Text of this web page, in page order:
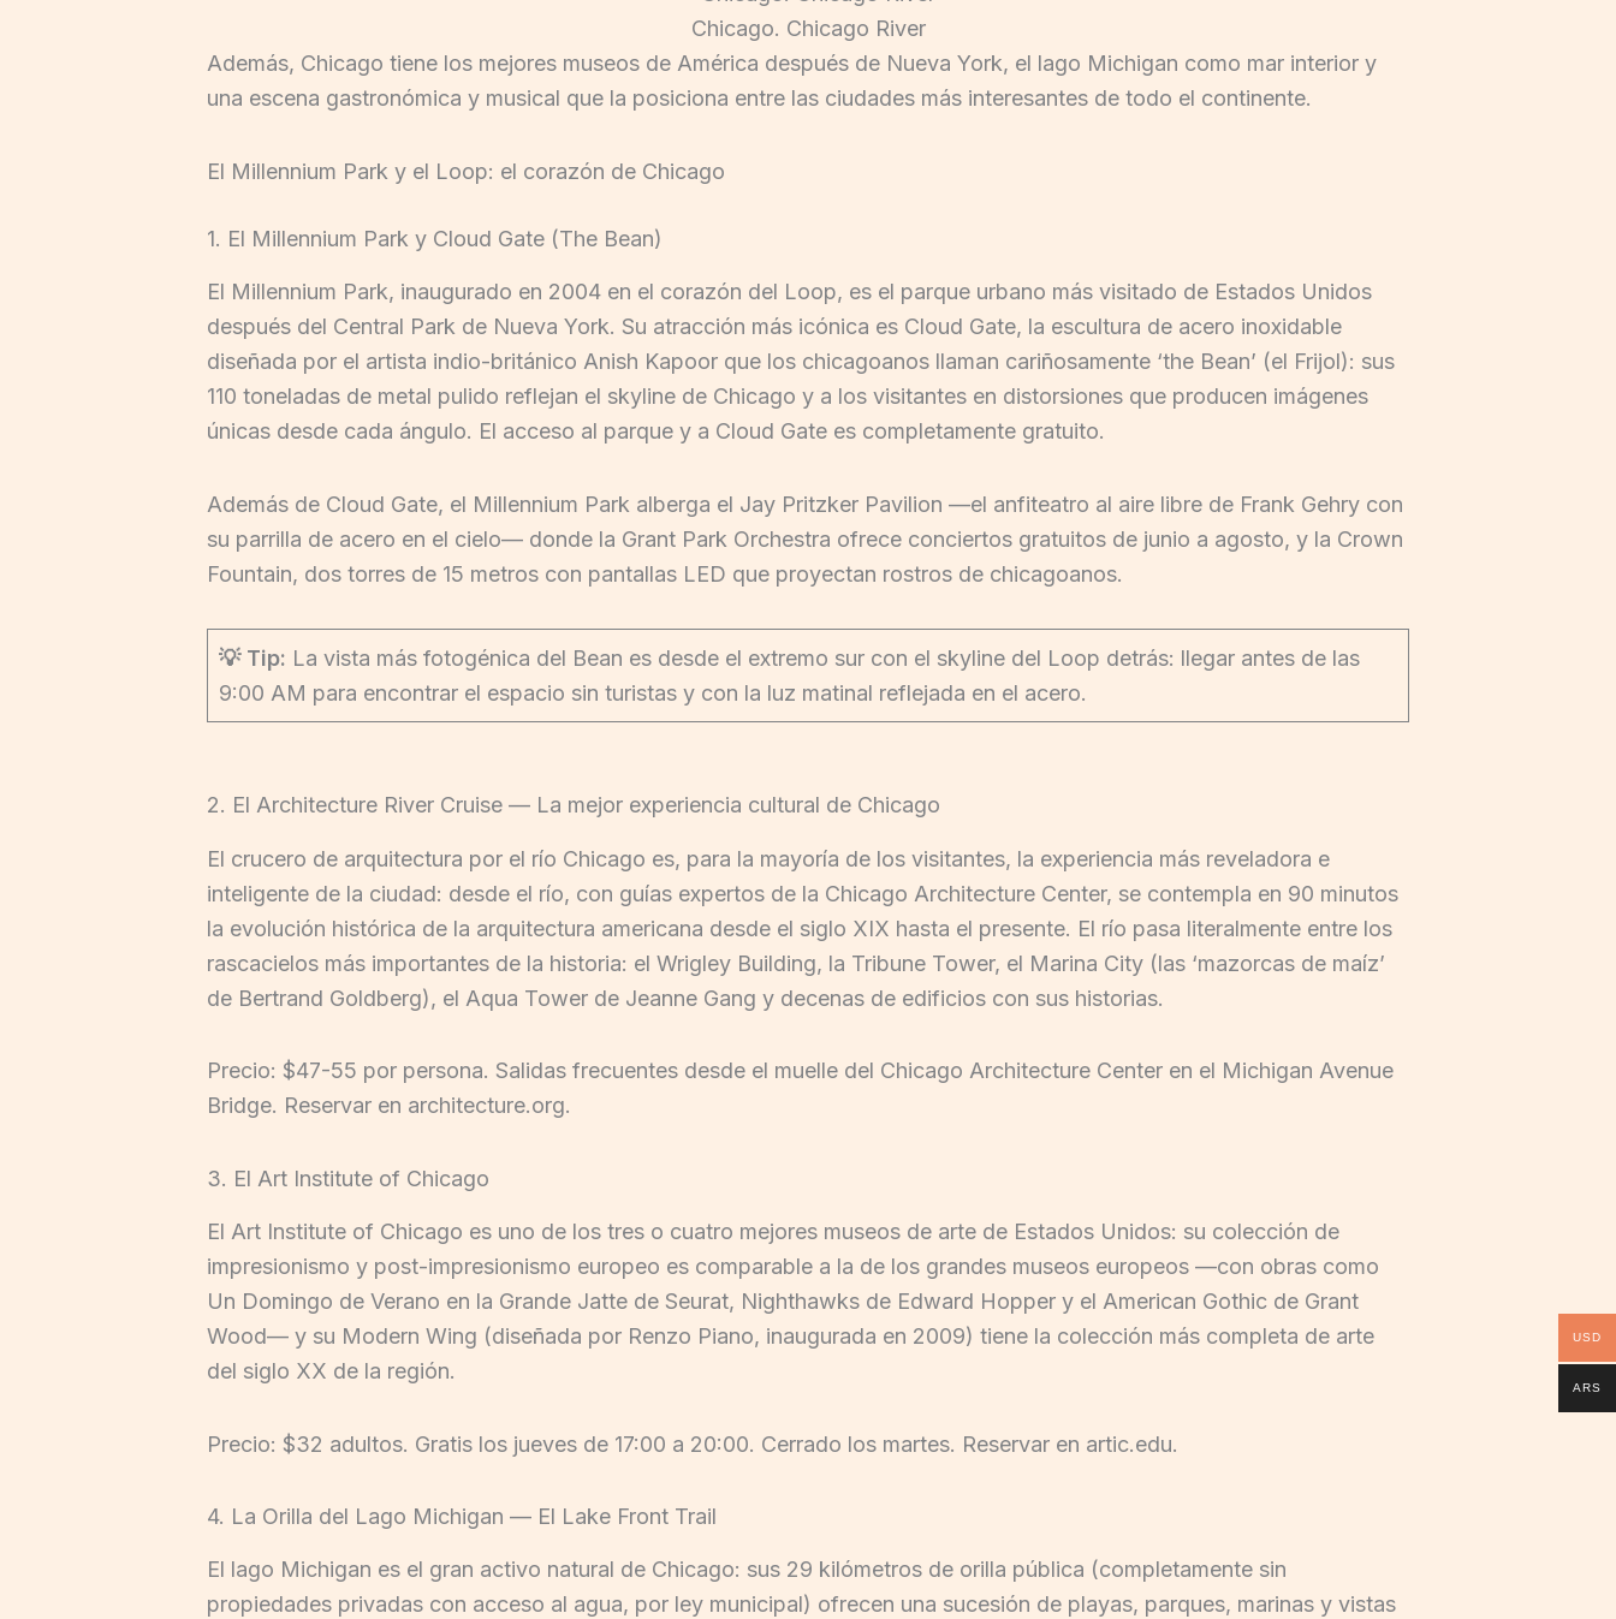
Chicago. Chicago River
Además, Chicago tiene los mejores museos de América después de Nueva York, el lago Michigan como mar interior y
una escena gastronómica y musical que la posiciona entre las ciudades más interesantes de todo el continente.
El Millennium Park y el Loop: el corazón de Chicago
1. El Millennium Park y Cloud Gate (The Bean)
El Millennium Park, inaugurado en 2004 en el corazón del Loop, es el parque urbano más visitado de Estados Unidos
después del Central Park de Nueva York. Su atracción más icónica es Cloud Gate, la escultura de acero inoxidable
diseñada por el artista indio-británico Anish Kapoor que los chicagoanos llaman cariñosamente ‘the Bean’ (el Frijol): sus
110 toneladas de metal pulido reflejan el skyline de Chicago y a los visitantes en distorsiones que producen imágenes
únicas desde cada ángulo. El acceso al parque y a Cloud Gate es completamente gratuito.
Además de Cloud Gate, el Millennium Park alberga el Jay Pritzker Pavilion —el anfiteatro al aire libre de Frank Gehry con
su parrilla de acero en el cielo— donde la Grant Park Orchestra ofrece conciertos gratuitos de junio a agosto, y la Crown
Fountain, dos torres de 15 metros con pantallas LED que proyectan rostros de chicagoanos.
💡 Tip: La vista más fotogénica del Bean es desde el extremo sur con el skyline del Loop detrás: llegar antes de las
9:00 AM para encontrar el espacio sin turistas y con la luz matinal reflejada en el acero.
2. El Architecture River Cruise — La mejor experiencia cultural de Chicago
El crucero de arquitectura por el río Chicago es, para la mayoría de los visitantes, la experiencia más reveladora e
inteligente de la ciudad: desde el río, con guías expertos de la Chicago Architecture Center, se contempla en 90 minutos
la evolución histórica de la arquitectura americana desde el siglo XIX hasta el presente. El río pasa literalmente entre los
rascacielos más importantes de la historia: el Wrigley Building, la Tribune Tower, el Marina City (las ‘mazorcas de maíz’
de Bertrand Goldberg), el Aqua Tower de Jeanne Gang y decenas de edificios con sus historias.
Precio: $47-55 por persona. Salidas frecuentes desde el muelle del Chicago Architecture Center en el Michigan Avenue
Bridge. Reservar en architecture.org.
3. El Art Institute of Chicago
El Art Institute of Chicago es uno de los tres o cuatro mejores museos de arte de Estados Unidos: su colección de
impresionismo y post-impresionismo europeo es comparable a la de los grandes museos europeos —con obras como
Un Domingo de Verano en la Grande Jatte de Seurat, Nighthawks de Edward Hopper y el American Gothic de Grant
Wood— y su Modern Wing (diseñada por Renzo Piano, inaugurada en 2009) tiene la colección más completa de arte
del siglo XX de la región.
Precio: $32 adultos. Gratis los jueves de 17:00 a 20:00. Cerrado los martes. Reservar en artic.edu.
4. La Orilla del Lago Michigan — El Lake Front Trail
El lago Michigan es el gran activo natural de Chicago: sus 29 kilómetros de orilla pública (completamente sin
propiedades privadas con acceso al agua, por ley municipal) ofrecen una sucesión de playas, parques, marinas y vistas
USD
ARS